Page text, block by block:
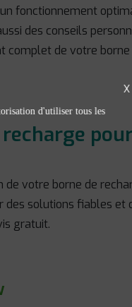
fonctionnement
des conseils
complet de votre borne
votre borne de
solutions fiables et
gratuit.
X
d'utiliser tous les